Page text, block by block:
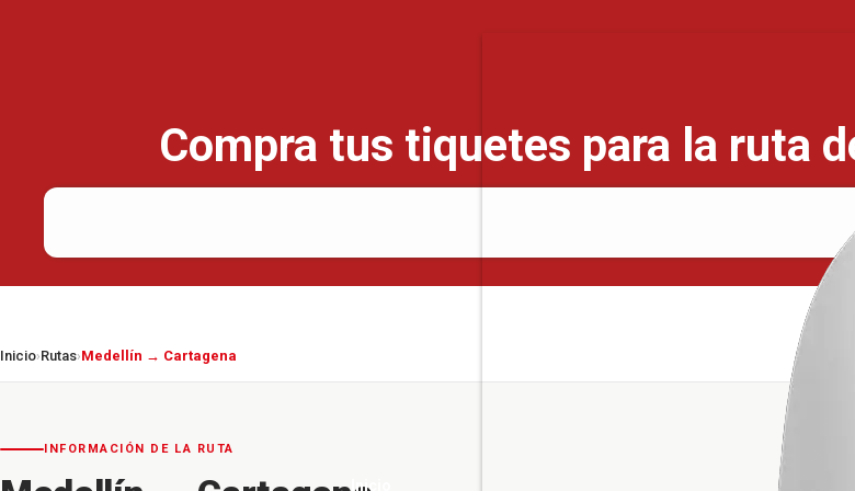
Inicio
Compra tus tiquetes para la ruta
Inicio›Rutas›Medellín → Cartagena
INFORMACIÓN DE LA RUTA